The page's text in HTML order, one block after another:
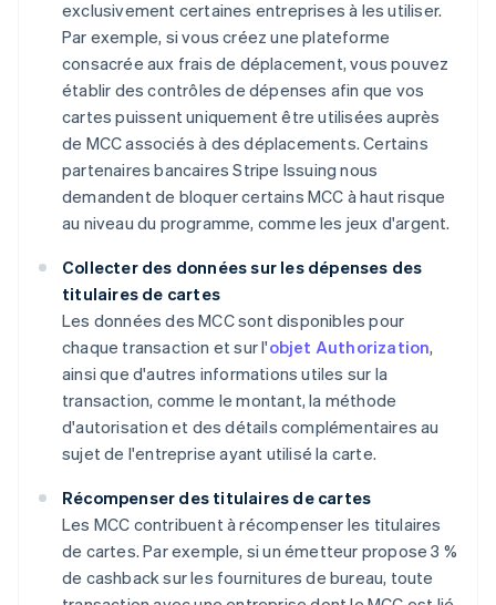
exclusivement certaines entreprises à les utiliser.
Par exemple, si vous créez une plateforme
consacrée aux frais de déplacement, vous pouvez
établir des contrôles de dépenses afin que vos
cartes puissent uniquement être utilisées auprès
de MCC associés à des déplacements. Certains
partenaires bancaires Stripe Issuing nous
demandent de bloquer certains MCC à haut risque
au niveau du programme, comme les jeux d'argent.
Collecter des données sur les dépenses des
titulaires de cartes
Les données des MCC sont disponibles pour
chaque transaction et sur l'objet Authorization,
ainsi que d'autres informations utiles sur la
transaction, comme le montant, la méthode
d'autorisation et des détails complémentaires au
sujet de l'entreprise ayant utilisé la carte.
Récompenser des titulaires de cartes
Les MCC contribuent à récompenser les titulaires
de cartes. Par exemple, si un émetteur propose 3 %
de cashback sur les fournitures de bureau, toute